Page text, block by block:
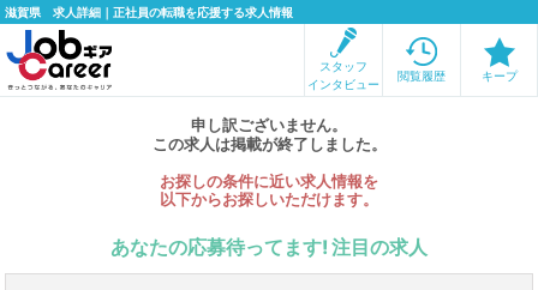
滋賀県 求人詳細｜正社員の転職を応援する求人情報
スタッフ
インタビュー
閲覧履歴 キープ
申し訳ございません。
この求人は掲載が終了しました。
お探しの条件に近い求人情報を
以下からお探しいただけます。
あなたの応募待ってます! 注目の求人